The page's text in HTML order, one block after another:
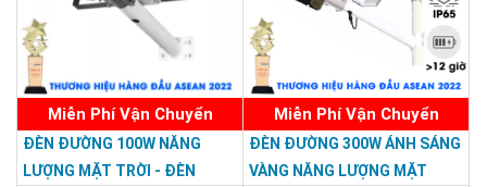
Miễn Phí Vận Chuyển
ĐÈN ĐƯỜNG 100W NĂNG
LƯỢNG MẶT TRỜI - ĐÈN
Miễn Phí Vận Chuyển
ĐÈN ĐƯỜNG 300W ÁNH SÁNG
VÀNG NĂNG LƯỢNG MẶT